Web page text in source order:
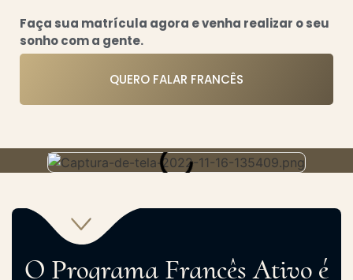
Faça sua matrícula agora e venha realizar o seu
sonho com a gente.
QUERO FALAR FRANCÊS
O Programa Francês Ativo é